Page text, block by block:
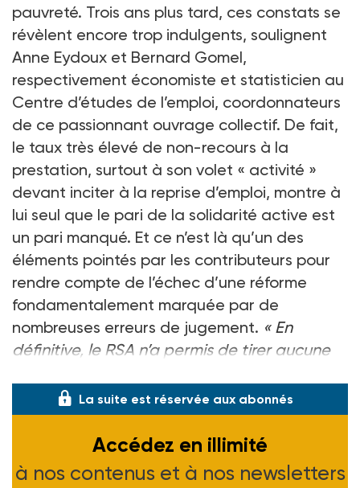
pauvreté. Trois ans plus tard, ces constats se
révèlent encore trop indulgents, soulignent
Anne Eydoux et Bernard Gomel,
respectivement économiste et statisticien au
Centre d’études de l’emploi, coordonnateurs
de ce passionnant ouvrage collectif. De fait,
le taux très élevé de non-recours à la
prestation, surtout à son volet « activité »
devant inciter à la reprise d’emploi, montre à
lui seul que le pari de la solidarité active est
un pari manqué. Et ce n’est là qu’un des
éléments pointés par les contributeurs pour
rendre compte de l’échec d’une réforme
fondamentalement marquée par de
nombreuses erreurs de jugement. « En
définitive, le RSA n’a permis de tirer aucune
La suite est réservée aux abonnés
Accédez en illimité
à nos contenus et à nos newsletters